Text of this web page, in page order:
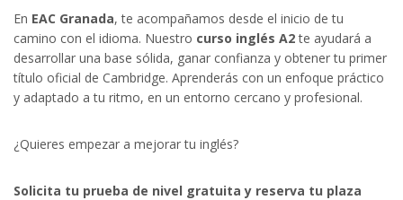
En EAC Granada, te acompañamos desde el inicio de tu
camino con el idioma. Nuestro curso inglés A2te ayudará a
desarrollar una base sólida, ganar confianza y obtener tu primer
título oficial de Cambridge. Aprenderás con un enfoque práctico
y adaptado a tu ritmo, en un entorno cercano y profesional.
¿Quieres empezar a mejorar tu inglés?
Solicita tu prueba de nivel gratuita y reserva tu plaza